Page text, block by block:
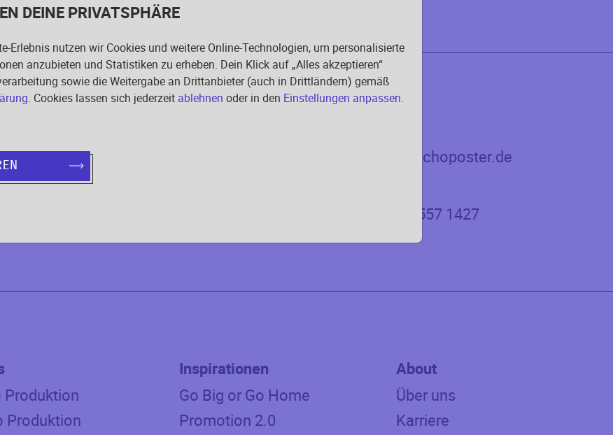
DEINE PRIVATSPHÄRE
Erlebnis nutzen wir Cookies und weitere Online-Technologien, um personalisierte
anzubieten und Statistiken zu erheben. Dein Klick auf „Alles akzeptieren“
sowie die Weitergabe an Drittanbieter (auch in Drittländern) gemäß
. Cookies lassen sich jederzeit ablehnen oder in den Einstellungen anpassen.
office@echoposter.de
+49 30 5557 1427
Produktion
Produktion
Inspirationen
Go Big or Go Home
Promotion 2.0
About
Über uns
Karriere